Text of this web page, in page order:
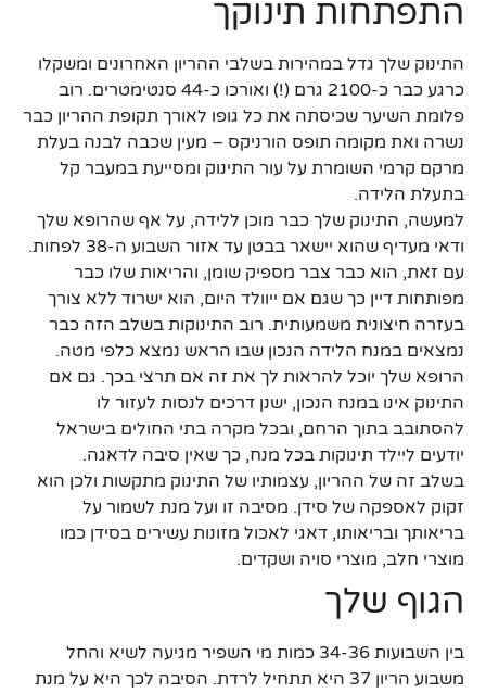
התפתחות תינוקך
התינוק שלך גדל במהירות בשלבי ההריון האחרונים ומשקלו
כרגע כבר כ-2100 גרם (!) ואורכו כ-44 סנטימטרים. רוב
פלומת השיער שכיסתה את כל גופו לאורך תקופת ההריון כבר
נשרה ואת מקומה תופס הורניקס – מעין שכבה לבנה בעלת
מרקם קרמי השומרת על עור התינוק ומסייעת במעבר קל
בתעלת הלידה.
למעשה, התינוק שלך כבר מוכן ללידה, על אף שהרופא שלך
ודאי מעדיף שהוא יישאר בבטן עד אזור השבוע ה-38 לפחות.
עם זאת, הוא כבר צבר מספיק שומן, והריאות שלו כבר
מפותחות דיין כך שגם אם ייוולד היום, הוא ישרוד ללא צורך
בעזרה חיצונית משמעותית. רוב התינוקות בשלב הזה כבר
נמצאים במנח הלידה הנכון שבו הראש נמצא כלפי מטה.
הרופא שלך יוכל להראות לך את זה אם תרצי בכך. גם אם
התינוק אינו במנח הנכון, ישנן דרכים לנסות לעזור לו
להסתובב בתוך הרחם, ובכל מקרה בתי החולים בישראל
יודעים ליילד תינוקות בכל מנח, כך שאין סיבה לדאגה.
בשלב זה של ההריון, עצמותיו של התינוק מתקשות ולכן הוא
זקוק לאספקה של סידן. מסיבה זו ועל מנת לשמור על
בריאותך ובריאותו, דאגי לאכול מזונות עשירים בסידן כמו
מוצרי חלב, מוצרי סויה ושקדים.
הגוף שלך
בין השבועות 34-36 כמות מי השפיר מגיעה לשיא והחל
משבוע הריון 37 היא תתחיל לרדת. הסיבה לכך היא על מנת